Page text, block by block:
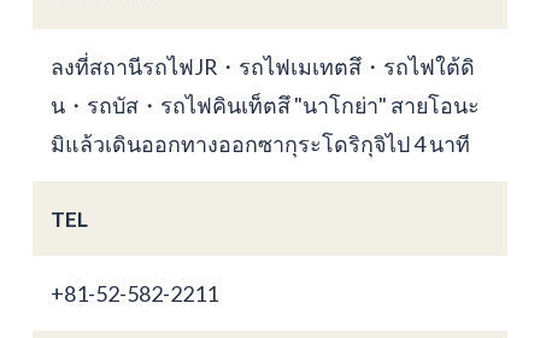
ลงที่สถานีรถไฟJR・รถไฟเมเทตสึ・รถไฟใต้ดิ
น・รถบัส・รถไฟคินเท็ตสึ "นาโกย่า" สายโอนะ
มิแล้วเดินออกทางออกซากุระโดริกุจิไป 4 นาที
TEL
+81-52-582-2211